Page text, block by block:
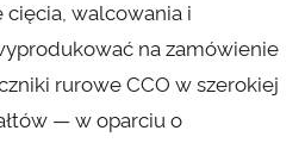
walcowania i
na zamówienie
rurowe CCO w szerokiej
— w oparciu o